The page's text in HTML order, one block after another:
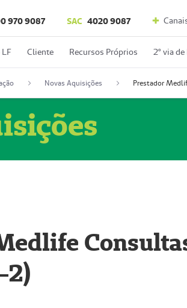
970 9087 SAC 4020 9087
Cliente Recursos Próprios 2º via
Novas Aquisições
2)